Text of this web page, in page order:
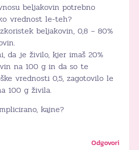
beljakovin potrebno
vrednost le-teh?
beljakovin, 0,8 – 80%
da je živilo, kjer imaš 20%
na 100 g in da so te
vrednosti 0,5, zagotovilo le
100 g živila.
kajne?
Odgovori